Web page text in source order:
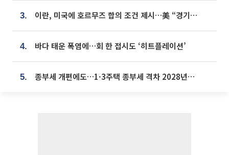
3. 이란, 미국에 호르무즈 합의 조건 제시…美 “경기 아직 안 끝나” [종합]
4. 바다 태운 폭염에…회 한 접시도 ‘히트플레이션’
5. 종부세 개편에도…1·3주택 종부세 격차 2028년부터 확대